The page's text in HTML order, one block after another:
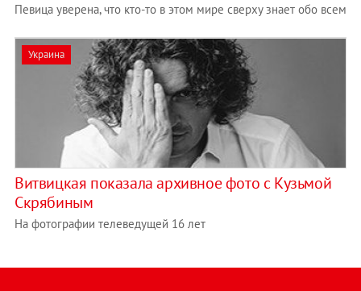
Певица уверена, что кто-то в этом мире сверху знает обо всем
Украина
Витвицкая показала архивное фото с Кузьмой
Скрябиным
На фотографии телеведущей 16 лет